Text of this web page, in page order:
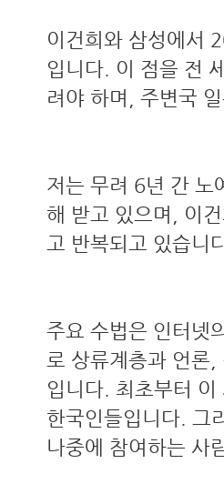
이건희와 삼성에서
입니다. 이 점을 전
려야 하며, 주변국
저는 무려 6년 간 노
해 받고 있으며, 이
고 반복되고 있습니
주요 수법은 인터넷
로 상류계층과 언론
입니다. 최초부터
한국인들입니다. 그
나중에 참여하는 사